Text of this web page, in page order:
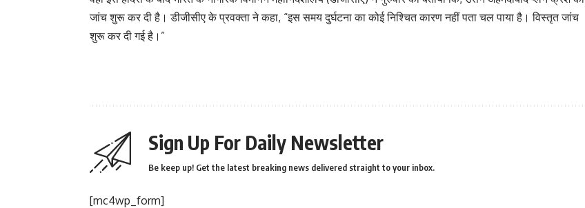
जांच शुरू कर दी है। डीजीसीए के प्रवक्ता ने कहा, “इस समय दुर्घटना का कोई निश्चित कारण नहीं पता चल पाया है। विस्तृत जांच
शुरू कर दी गई है।”
Sign Up For Daily Newsletter
Be keep up! Get the latest breaking news delivered straight to your inbox.
[mc4wp_form]